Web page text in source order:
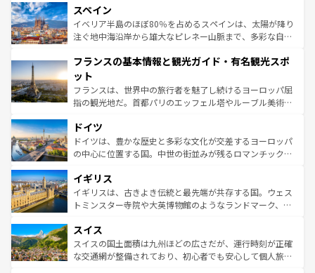
ろん、トスカーナの美しい田園風景やアマルフィ海岸の絶
景など、自然景観も見逃せない。観光の合間には、本場の
ピザやパスタなど、絶品のイタリア料理を堪能することも
ませてくれるイタリアで、忘れられない旅をしてみよう！
なお、新着のイタリア情報は
しい。
スペイン
イベリア半島のほぼ80％を占めるスペインは、太陽が降り
注ぐ地中海沿岸から雄大なピレネー山脈まで、多彩な自然
文化が根付くこの国では、情熱的なフラメンコ、熱気あふ
れる闘牛、そして美味しいタパスが生活の一部となってい
る。首都マドリードの洗練された雰囲気や、バルセロナの
アートに溢れた街角から、地方では古代ローマ遺跡や中世
せる。地方によって風土や気候が異なるスペインはその個
性で訪れる人を魅了する。 なお、新着のスペイン情報は コ
ンテンツ一覧を参照してほしい。
フランスの基本情報と観光ガイド・有名観光スポ
ット
フランスは、世界中の旅行者を魅了し続けるヨーロッパ屈
指の観光地だ。首都パリのエッフェル塔やルーブル美術館
で、幅広い魅力が詰まっている。華麗な宮殿、歴史的な大
聖堂、美しいビーチ、そして豊かな自然が、訪れる者を心
から魅了する。また、フランスは美食の国としても知ら
いる。シャンパンの発祥地であるランス、プロヴァンスの
香り高いラベンダー畑など、多彩な楽しみ方が可能だ。さ
らに、パリ以外の地域にも魅力が溢れており、どの街角に
れる地方に足を運ぶとそれぞれで全く異なる文化を体験で
きるだろう。 なお、新着のフランス情報はコンテンツ一覧
を参照してほしい。
ドイツ
ドイツは、豊かな歴史と多彩な文化が交差するヨーロッパ
の中心に位置する国。中世の街並みが残るロマンチック街
顔を持つこの国は、どこを歩いても飽きることがない。ベ
ルリンの文化的活気、バイエルン州のアルプスの絶景、そ
してライン川沿いのワイン畑といった風景は必見。ビール
は、お酒好きな人にはぜひ体験してほしい。 なお、新着の
ドイツ情報はコンテンツ一覧を参照してほしい。
イギリス
イギリスは、古きよき伝統と最先端が共存する国。ウェス
トミンスター寺院や大英博物館のようなランドマーク、歴
リアごとに異なる魅力がある。また、優雅なアフタヌーン
ティー、ビール好きにはたまらない英国パブ、サッカー観
戦など、本場だからこそできる体験も豊富。イギリスを旅
スイス
スイスの国土面積は九州ほどの広さだが、運行時刻が正確
な交通網が整備されており、初心者でも安心して個人旅行